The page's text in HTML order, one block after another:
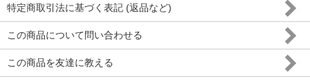
特定商取引法に基づく表記 (返品など)
この商品について問い合わせる
この商品を友達に教える